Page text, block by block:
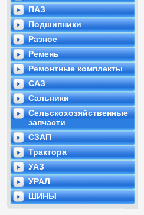
ПАЗ
Подшипники
Разное
Ремень
Ремонтные комплекты
САЗ
Сальники
Сельскохозяйственные
запчасти
СЗАП
Трактора
УАЗ
УРАЛ
ШИНЫ